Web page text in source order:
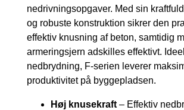
nedrivningsopgaver. Med sin
og robuste konstruktion sikrer den
effektiv knusning af beton, samtidig
armeringsjern adskilles effektivt.
nedbrydning, F-serien leverer
produktivitet på byggepladsen.
Høj knusekraft – Effektiv